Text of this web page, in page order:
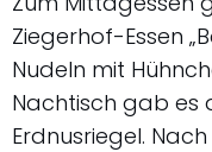
Ziegerhof-Essen
Nudeln mit
Nachtisch gab es
Erdnusriegel.